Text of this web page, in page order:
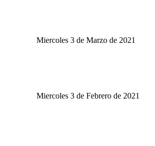
Miercoles 3 de Marzo de 2021
Miercoles 3 de Febrero de 2021